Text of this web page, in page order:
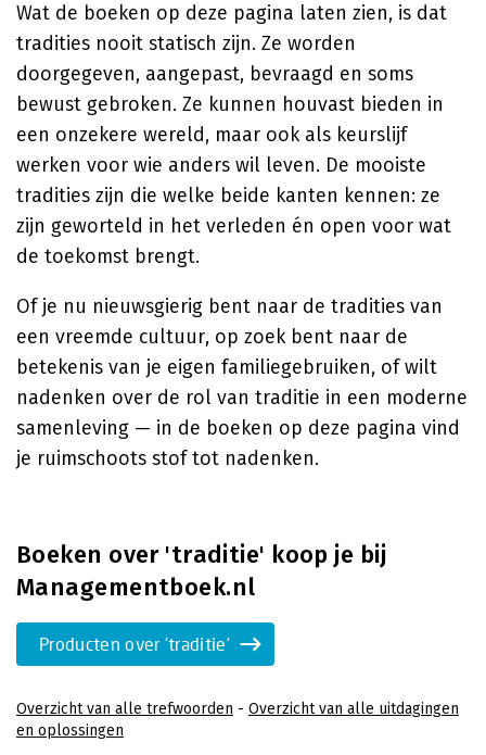
Wat de boeken op deze pagina laten zien, is dat
tradities nooit statisch zijn. Ze worden
doorgegeven, aangepast, bevraagd en soms
bewust gebroken. Ze kunnen houvast bieden in
een onzekere wereld, maar ook als keurslijf
werken voor wie anders wil leven. De mooiste
tradities zijn die welke beide kanten kennen: ze
zijn geworteld in het verleden én open voor wat
de toekomst brengt.
Of je nu nieuwsgierig bent naar de tradities van
een vreemde cultuur, op zoek bent naar de
betekenis van je eigen familiegebruiken, of wilt
nadenken over de rol van traditie in een moderne
samenleving — in de boeken op deze pagina vind
je ruimschoots stof tot nadenken.
Boeken over 'traditie' koop je bij
Managementboek.nl
Producten over 'traditie'
Overzicht van alle trefwoorden - Overzicht van alle uitdagingen
en oplossingen